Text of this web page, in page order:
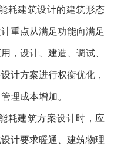
耗建筑设计的建筑形态
重点从满足功能向满足
，设计、建造、调试、
计方案进行权衡优化，
理成本增加。
耗建筑方案设计时，应
计要求暖通、建筑物理